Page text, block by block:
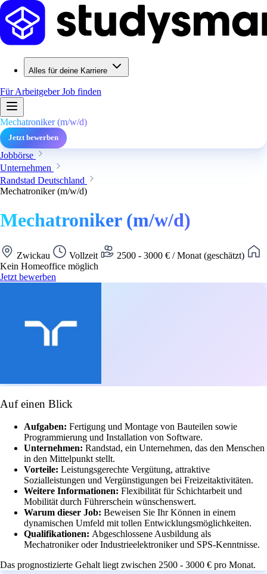
Alles für deine Karriere
Für ArbeitgeberJob finden
Mechatroniker (m/w/d)
Jetzt bewerben
Jobbörse
Unternehmen
Randstad Deutschland
Mechatroniker (m/w/d)
Mechatroniker (m/w/d)
Zwickau Vollzeit
2500 - 3000 € / Monat (geschätzt)
Kein Homeoffice möglich
Jetzt bewerben
Auf einen Blick
Aufgaben: Fertigung und Montage von Bauteilen sowie
Programmierung und Installation von Software.
Unternehmen: Randstad, ein Unternehmen, das den Menschen
in den Mittelpunkt stellt.
Vorteile: Leistungsgerechte Vergütung, attraktive
Sozialleistungen und Vergünstigungen bei Freizeitaktivitäten.
Weitere Informationen: Flexibilität für Schichtarbeit und
Mobilität durch Führerschein wünschenswert.
Warum dieser Job: Beweisen Sie Ihr Können in einem
dynamischen Umfeld mit tollen Entwicklungsmöglichkeiten.
Qualifikationen: Abgeschlossene Ausbildung als
Mechatroniker oder Industrieelektroniker und SPS-Kenntnisse.
Das prognostizierte Gehalt liegt zwischen 2500 - 3000 € pro Monat.